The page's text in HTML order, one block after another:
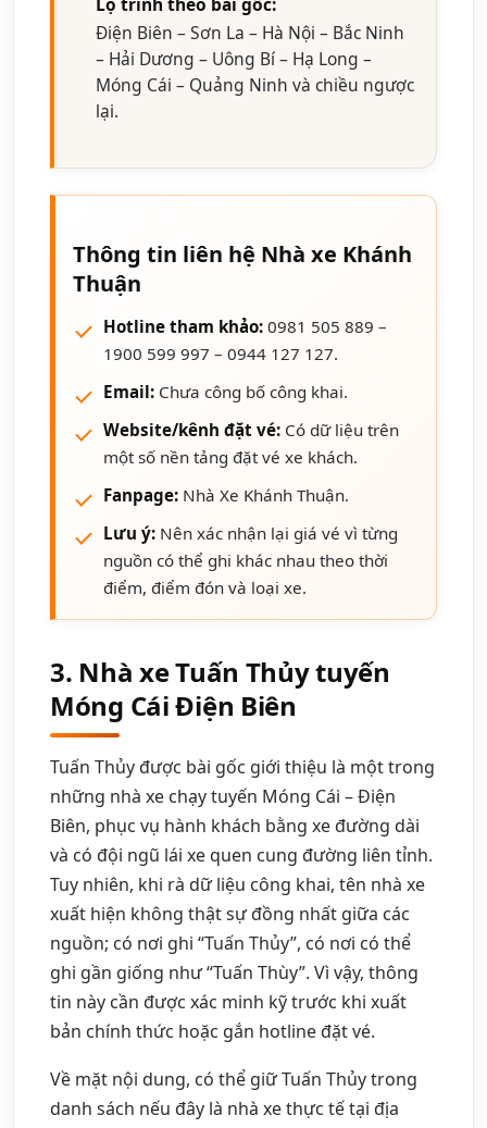
Điện Biên – Sơn La – Hà Nội – Bắc Ninh
– Hải Dương – Uông Bí – Hạ Long –
Móng Cái – Quảng Ninh và chiều ngược
lại.
Thông tin liên hệ Nhà xe Khánh
Thuận
Hotline tham khảo: 0981 505 889 –
1900 599 997 – 0944 127 127.
Email: Chưa công bố công khai.
Website/kênh đặt vé: Có dữ liệu trên
một số nền tảng đặt vé xe khách.
Fanpage: Nhà Xe Khánh Thuận.
Lưu ý: Nên xác nhận lại giá vé vì từng
nguồn có thể ghi khác nhau theo thời
điểm, điểm đón và loại xe.
3. Nhà xe Tuấn Thủy tuyến
Móng Cái Điện Biên
Tuấn Thủy được bài gốc giới thiệu là một trong
những nhà xe chạy tuyến Móng Cái – Điện
Biên, phục vụ hành khách bằng xe đường dài
và có đội ngũ lái xe quen cung đường liên tỉnh.
Tuy nhiên, khi rà dữ liệu công khai, tên nhà xe
xuất hiện không thật sự đồng nhất giữa các
nguồn; có nơi ghi “Tuấn Thủy”, có nơi có thể
ghi gần giống như “Tuấn Thùy”. Vì vậy, thông
tin này cần được xác minh kỹ trước khi xuất
bản chính thức hoặc gắn hotline đặt vé.
Về mặt nội dung, có thể giữ Tuấn Thủy trong
danh sách nếu đây là nhà xe thực tế tại địa